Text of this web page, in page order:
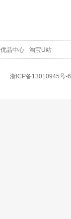
优品中心 淘宝U站
浙ICP备13010945号-6